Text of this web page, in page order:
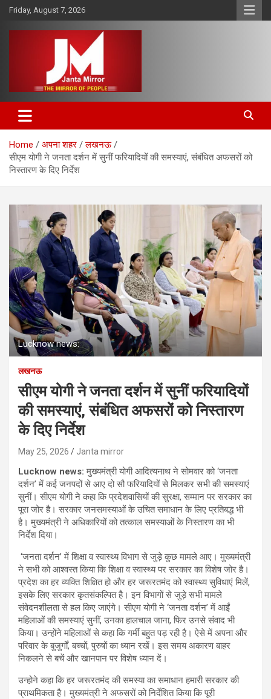
Skip
content
Friday, August 7, 2026
Janta Mirror
Home अपना शहर
लखनऊ
सीएम योगी ने जनता दर्शन में सुनीं फरियादियों की समस्याएं, संबंधित अफसरों को
निस्तारण के दिए निर्देश
Lucknow news:
लखनऊ
सीएम योगी ने जनता दर्शन में सुनीं फरियादियों
की समस्याएं, संबंधित अफसरों को निस्तारण
के दिए निर्देश
May 25, 2026 Janta mirror
Lucknow news: मुख्यमंत्री योगी आदित्यनाथ ने सोमवार को ‘जनता
दर्शन’ में कई जनपदों से आए दो सौ फरियादियों से मिलकर सभी की समस्याएं
सुनीं। सीएम योगी ने कहा कि प्रदेशवासियों की सुरक्षा, सम्मान पर सरकार का
पूरा जोर है। सरकार जनसमस्याओं के उचित समाधान के लिए प्रतिबद्ध भी
है। मुख्यमंत्री ने अधिकारियों को तत्काल समस्याओं के निस्तारण का भी
निर्देश दिया।
‘जनता दर्शन’ में शिक्षा व स्वास्थ्य विभाग से जुड़े कुछ मामले आए। मुख्यमंत्री
ने सभी को आश्वस्त किया कि शिक्षा व स्वास्थ्य पर सरकार का विशेष जोर है।
प्रदेश का हर व्यक्ति शिक्षित हो और हर जरूरतमंद को स्वास्थ्य सुविधाएं मिलें,
इसके लिए सरकार कृतसंकल्पित है। इन विभागों से जुड़े सभी मामले
संवेदनशीलता से हल किए जाएंगे। सीएम योगी ने ‘जनता दर्शन’ में आईं
महिलाओं की समस्याएं सुनीं, उनका हालचाल जाना, फिर उनसे संवाद भी
किया। उन्होंने महिलाओं से कहा कि गर्मी बहुत पड़ रही है। ऐसे में अपना और
परिवार के बुजुर्गों, बच्चों, पुरुषों का ध्यान रखें। इस समय अकारण बाहर
निकलने से बचें और खानपान पर विशेष ध्यान दें।
उन्होने कहा कि हर जरूरतमंद की समस्या का समाधान हमारी सरकार की
प्राथमिकता है। मुख्यमंत्री ने अफसरों को निर्देशित किया कि पूरी